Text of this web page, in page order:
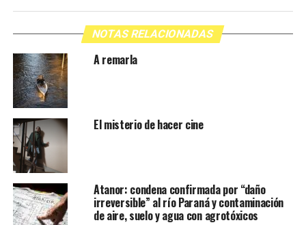
NOTAS RELACIONADAS
A remarla
El misterio de hacer cine
Atanor: condena confirmada por “daño
irreversible” al río Paraná y contaminación
de aire, suelo y agua con agrotóxicos